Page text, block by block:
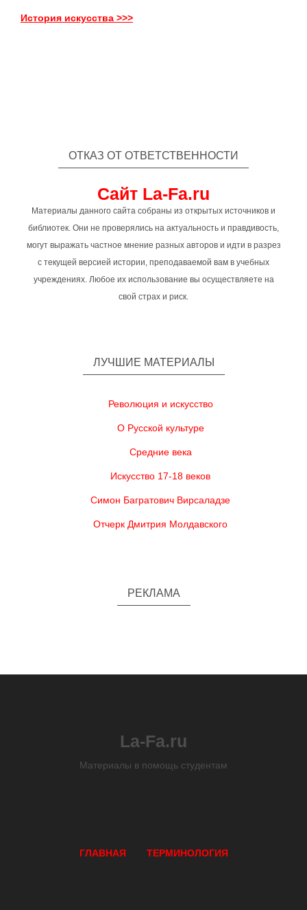
История искусства >>>
ОТКАЗ ОТ ОТВЕТСТВЕННОСТИ
Сайт La-Fa.ru
Материалы данного сайта собраны из открытых источников и
библиотек. Они не проверялись на актуальность и правдивость,
могут выражать частное мнение разных авторов и идти в разрез
с текущей версией истории, преподаваемой вам в учебных
учреждениях. Любое их использование вы осуществляете на
свой страх и риск.
ЛУЧШИЕ МАТЕРИАЛЫ
Революция и искусство
О Русской культуре
Средние века
Искусство 17-18 веков
Симон Багратович Вирсаладзе
Отчерк Дмитрия Молдавского
РЕКЛАМА
La-Fa.ru
Материалы в помощь студентам
ГЛАВНАЯ ТЕРМИНОЛОГИЯ